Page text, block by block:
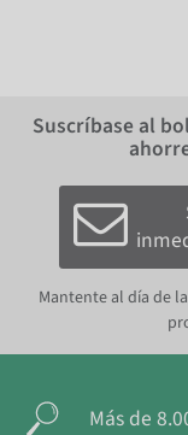
Suscríbase al
Mantente al día de
Más de